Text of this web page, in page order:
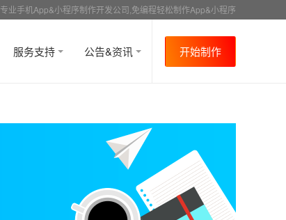
专业手机App&小程序制作开发公司,免编程轻松制作App&小程序
服务支持 公告&资讯 开始制作